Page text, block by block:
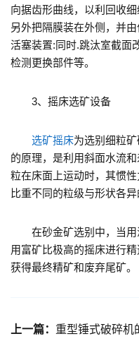
向据齿形曲线，以利回收
另外把隔膜装在外侧，并
活塞装置:同时.跳汰室截面
检测更换部件等。
3、摇床选矿设备
选矿摇床为选别细粒
的原理，是利用斜面水流
粒在床面上运动时，其惯
比重不同的粒级与形状各
在砂金矿选别中，当用
用富矿比极高的摇床进行
获得最终精矿和废弃尾矿。
上一篇： 重型锤式破碎机